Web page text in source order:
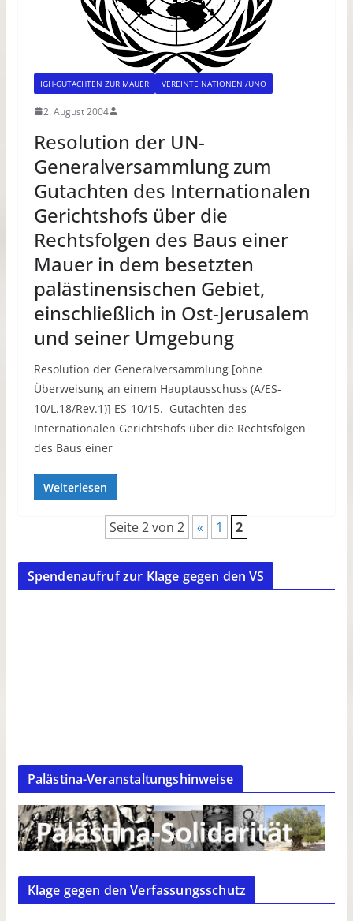
IGH-GUTACHTEN ZUR MAUER VEREINTE NATIONEN /UNO
2. August 2004
Resolution der UN-
Generalversammlung zum
Gutachten des Internationalen
Gerichtshofs über die
Rechtsfolgen des Baus einer
Mauer in dem besetzten
palästinensischen Gebiet,
einschließlich in Ost-Jerusalem
und seiner Umgebung
Resolution der Generalversammlung [ohne
Überweisung an einem Hauptausschuss (A/ES-
10/L.18/Rev.1)] ES-10/15. Gutachten des
Internationalen Gerichtshofs über die Rechtsfolgen
des Baus einer
Weiterlesen
Seite 2 von 2 « 1 2
Spendenaufruf zur Klage gegen den VS
Palästina-Veranstaltungshinweise
Klage gegen den Verfassungsschutz